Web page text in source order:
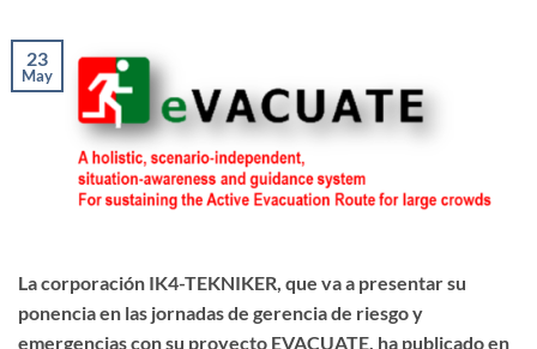
23
May
La corporación IK4-TEKNIKER, que va a presentar su
ponencia en las jornadas de gerencia de riesgo y
emergencias con su proyecto EVACUATE, ha publicado en